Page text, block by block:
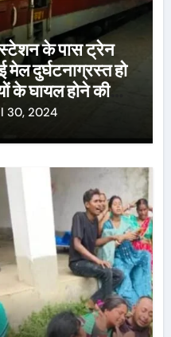
के पास ट्रेन
दुर्घटनाग्रस्त हो
के घायल होने की
30, 2024